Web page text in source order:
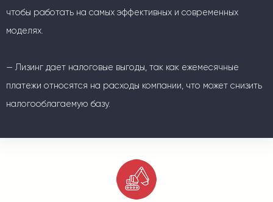
чтобы работать на самых эффективных и современных
моделях.
— Лизинг дает налоговые выгоды, так как ежемесячные
платежи относятся на расходы компании, что может снизить
налогооблагаемую базу.